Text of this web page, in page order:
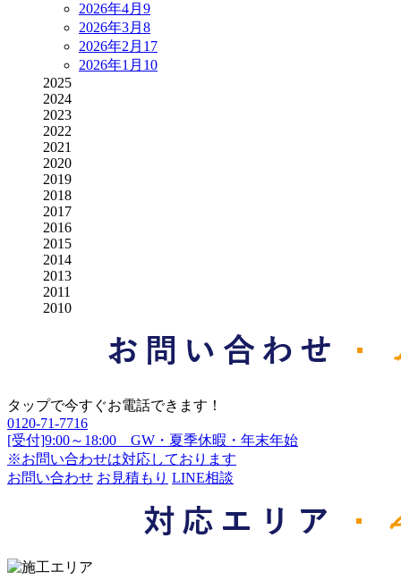
2026年4月 9
2026年3月 8
2026年2月 17
2026年1月 10
2025
2024
2023
2022
2021
2020
2019
2018
2017
2016
2015
2014
2013
2011
2010
タップで今すぐお電話できます！
0120-71-7716
[受付]9:00～18:00 GW・夏季休暇・年末年始
※お問い合わせは対応しております
お問い合わせ お見積もり LINE相談